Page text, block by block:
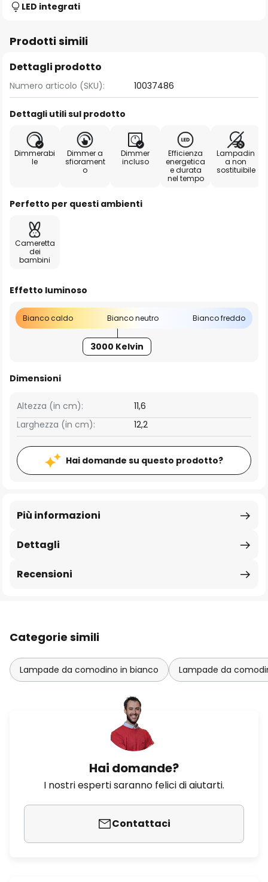
LED integrati
Prodotti simili
Dettagli prodotto
Numero articolo (SKU): 10037486
Dettagli utili sul prodotto
Dimmerabi
le
Dimmer a
sfiorament
o
Dimmer
incluso
Efficienza
energetica
e durata
nel tempo
Lampadin
a non
sostituibile
Perfetto per questi ambienti
Cameretta
dei
bambini
Effetto luminoso
Bianco caldo Bianco neutro Bianco freddo
3000 Kelvin
Dimensioni
Larghezza (in cm): 12,2
Altezza (in cm): 11,6
Hai domande su questo prodotto?
Dettagli
Più informazioni
Recensioni
Categorie simili
Lampade da comodino in bianco Lampade da
Hai domande?
I nostri esperti saranno felici di aiutarti.
Contattaci